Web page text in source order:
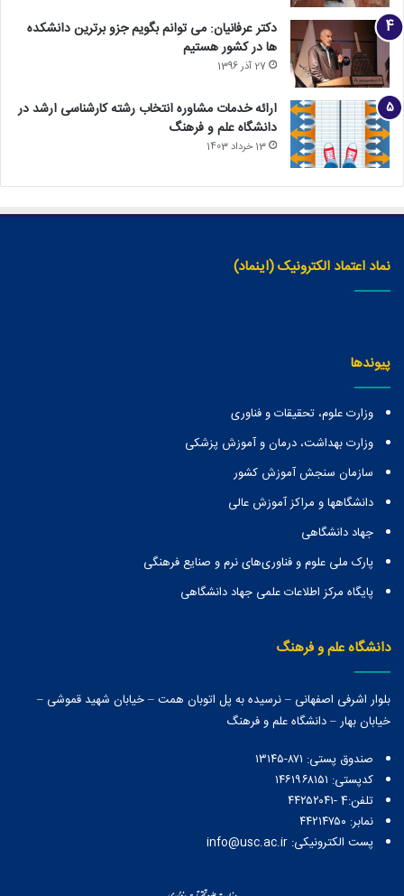
دکتر عرفانیان: می توانم بگویم جزو برترین دانشکده
ها در کشور هستیم
27 آذر 1396
ارائه خدمات مشاوره انتخاب رشته کارشناسی ارشد در
دانشگاه علم و فرهنگ
13 خرداد 1403
نماد اعتماد الکترونیک (اینماد)
پیوندها
وزارت علوم، تحقیقات و فناوری
وزارت بهداشت، درمان و آموزش پزشکی
سازمان سنجش آموزش کشور
دانشگاهها و مراكز آموزش عالی
جهاد دانشگاهی
پارک ملی علوم و فناوری‌های نرم و صنایع فرهنگی
پایگاه مرکز اطلاعات علمی جهاد دانشگاهی
دانشگاه علم و فرهنگ
بلوار اشرفی اصفهانی – نرسیده به پل اتوبان همت – خیابان شهید قموشی –
خیابان بهار – دانشگاه علم و فرهنگ
صندوق پستی:‌ ۸۷۱-۱۳۱۴۵
کدپستی: ۱۴۶۱۹۶۸۱۵۱
تلفن:4 -۴۴۲۵۲۰۴۱
نمابر: ۴۴۲۱۴۷۵۰
پست الکترونیکی: info@usc.ac.ir